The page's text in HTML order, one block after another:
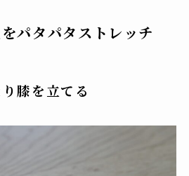
パタパタストレッチ
膝を立てる